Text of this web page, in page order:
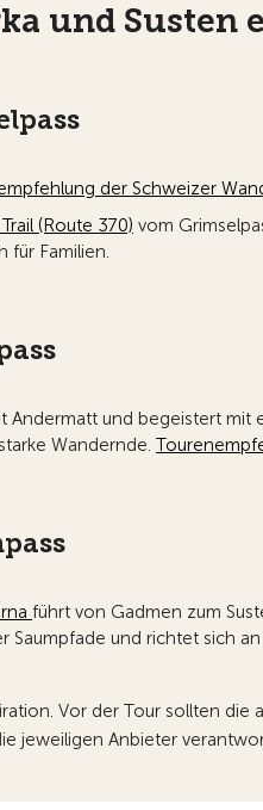
und Susten
der Schweizer
(Route 370) vom
für Familien.
Andermatt und begeistert mit
Wandernde.
führt von Gadmen zum
und richtet sich
Vor der Tour sollten
jeweiligen Anbieter